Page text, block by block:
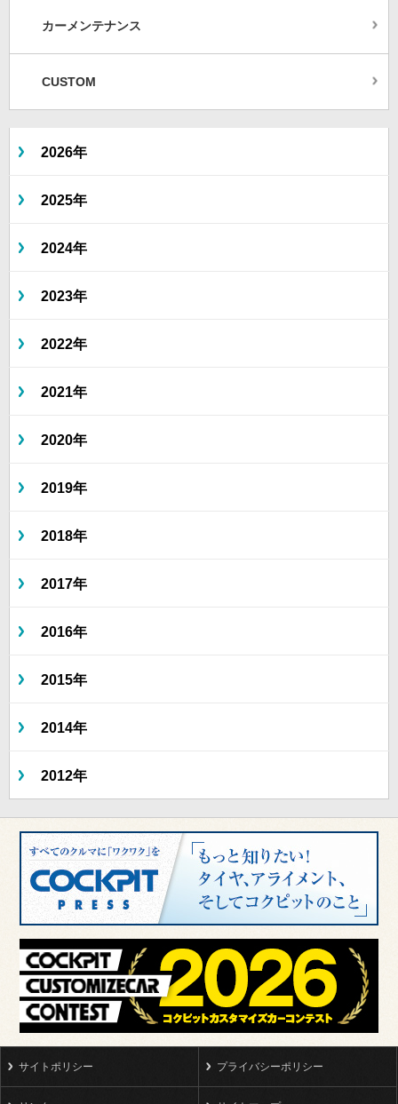
カーメンテナンス
CUSTOM
2026年
2025年
2024年
2023年
2022年
2021年
2020年
2019年
2018年
2017年
2016年
2015年
2014年
2012年
サイトポリシー プライバシーポリシー